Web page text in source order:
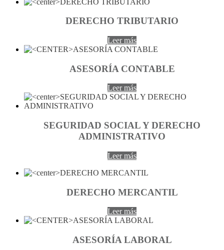
DERECHO TRIBUTARIO
Leer más
ASESORÍA CONTABLE
Leer más
SEGURIDAD SOCIAL Y DERECHO
ADMINISTRATIVO
Leer más
DERECHO MERCANTIL
Leer más
ASESORÍA LABORAL